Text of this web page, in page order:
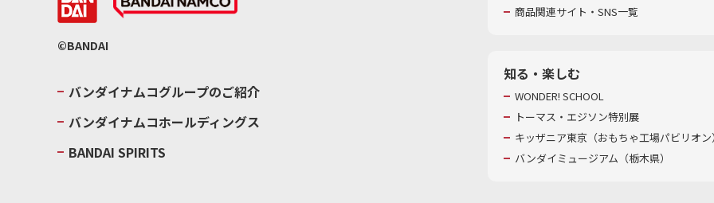
©BANDAI
バンダイナムコグループのご紹介
バンダイナムコホールディングス
BANDAI SPIRITS
商品関連サイト・SNS一覧
知る・楽しむ
WONDER! SCHOOL
トーマス・エジソン特別展
キッザニア東京（おもちゃ工場パビリオ
バンダイミュージアム（栃木県）